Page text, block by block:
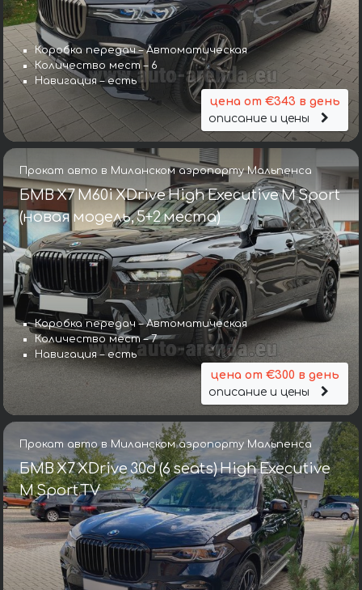
Коробка передач – Автоматическая
Количество мест – 6
Навигация – есть
цена от €343 в день
описание и цены
Прокат авто в Миланском аэропорту Мальпенса
БМВ X7 M60i XDrive High Executive M Sport
(новая модель, 5+2 места)
Коробка передач – Автоматическая
Количество мест – 7
Навигация – есть
цена от €300 в день
описание и цены
Прокат авто в Миланском аэропорту Мальпенса
БМВ X7 XDrive 30d (6 seats) High Executive
M Sport TV